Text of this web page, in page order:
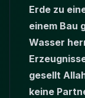
Erde zu
einem Bau
Wasser
gesellt
keine